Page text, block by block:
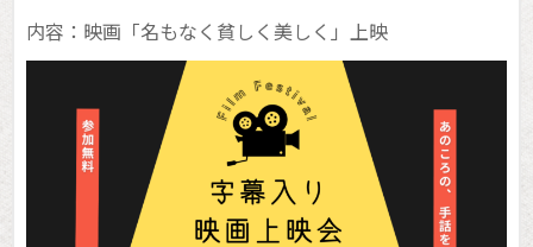
お知らせ
内容：映画「名もなく貧しく美しく」上映